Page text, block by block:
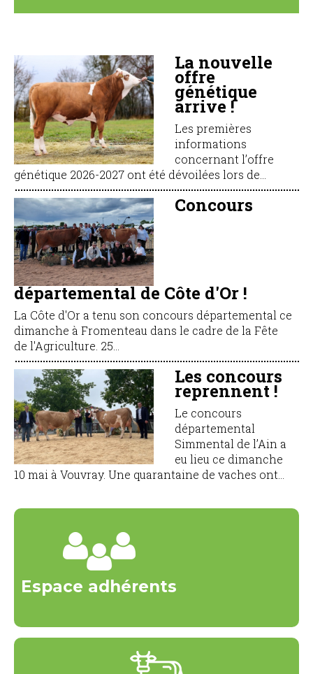
La nouvelle
offre
génétique
arrive !
Les premières
informations
concernant l’offre
génétique 2026-2027 ont été dévoilées lors de...
Concours
départemental de Côte d'Or !
La Côte d'Or a tenu son concours départemental ce
dimanche à Fromenteau dans le cadre de la Fête
de l'Agriculture. 25...
Les concours
reprennent !
Le concours
départemental
Simmental de l’Ain a
eu lieu ce dimanche
10 mai à Vouvray. Une quarantaine de vaches ont...
Espace adhérents